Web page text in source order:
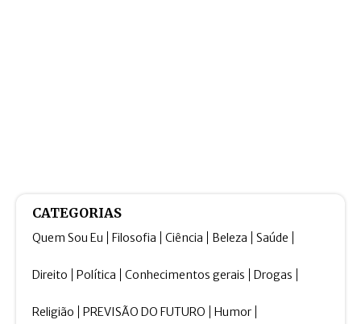
CATEGORIAS
Quem Sou Eu Filosofia Ciência Beleza Saúde
Direito Política Conhecimentos gerais Drogas
Religião PREVISÃO DO FUTURO Humor